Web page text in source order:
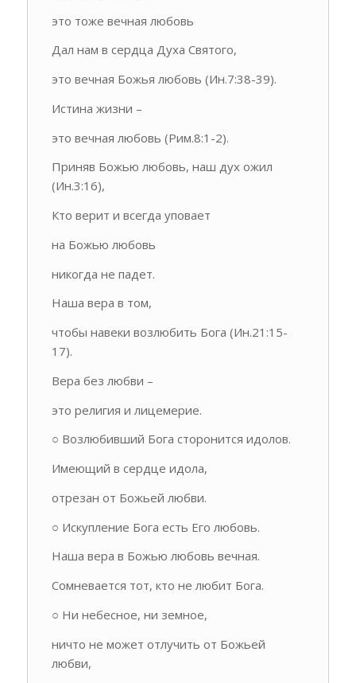
это тоже вечная любовь
Дал нам в сердца Духа Святого,
это вечная Божья любовь (Ин.7:38-39).
Истина жизни –
это вечная любовь (Рим.8:1-2).
Приняв Божью любовь, наш дух ожил
(Ин.3:16),
Кто верит и всегда уповает
на Божью любовь
никогда не падет.
Наша вера в том,
чтобы навеки возлюбить Бога (Ин.21:15-
17).
Вера без любви –
это религия и лицемерие.
○ Возлюбивший Бога сторонится идолов.
Имеющий в сердце идола,
отрезан от Божьей любви.
○ Искупление Бога есть Его любовь.
Наша вера в Божью любовь вечная.
Сомневается тот, кто не любит Бога.
○ Ни небесное, ни земное,
ничто не может отлучить от Божьей
любви,